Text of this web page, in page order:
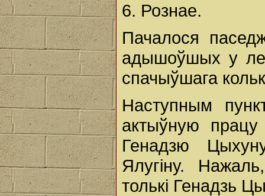
6. Рознае.
Пачалося
адышоўшых у
спачыўшага
Наступным
актыўную працу
Генадзю
Ялугіну.
толькі Генадзь